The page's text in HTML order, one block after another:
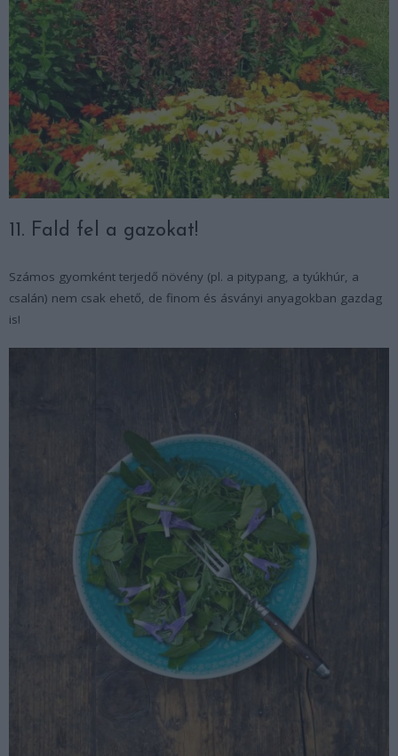
11. Fald fel a gazokat!
Számos gyomként terjedő növény (pl. a pitypang, a tyúkhúr, a
csalán) nem csak ehető, de finom és ásványi anyagokban gazdag
is!